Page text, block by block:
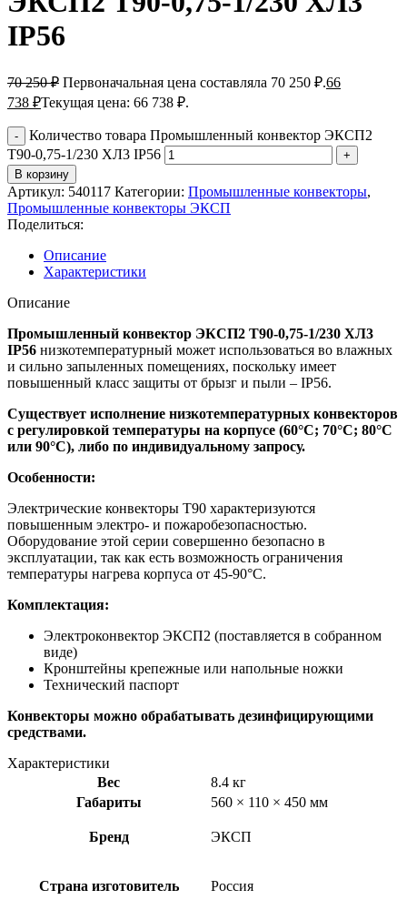
IP56
70 250₽ Первоначальная цена составляла 70 250 ₽.66
738 ₽Текущая цена: 66 738 ₽.
Количество товара Промышленный конвектор ЭКСП2
Т90-0,75-1/230 ХЛ3 IP56
В корзину
Артикул: 540117 Категории: Промышленные конвекторы,
Промышленные конвекторы ЭКСП
Поделиться:
Описание
Характеристики
Описание
Промышленный конвектор ЭКСП2 Т90-0,75-1/230 ХЛ3
IP56 низкотемпературный может использоваться во влажных
и сильно запыленных помещениях, поскольку имеет
повышенный класс защиты от брызг и пыли – IP56.
Существует исполнение низкотемпературных конвекторов
с регулировкой температуры на корпусе (60°С; 70°С; 80°С
или 90°С), либо по индивидуальному запросу.
Особенности:
Электрические конвекторы Т90 характеризуются
повышенным электро- и пожаробезопасностью.
Оборудование этой серии совершенно безопасно в
эксплуатации, так как есть возможность ограничения
температуры нагрева корпуса от 45-90°C.
Комплектация:
Электроконвектор ЭКСП2 (поставляется в собранном
виде)
Кронштейны крепежные или напольные ножки
Технический паспорт
Конвекторы можно обрабатывать дезинфицирующими
средствами.
Характеристики
Вес
8.4 кг
Габариты
560 × 110 × 450 мм
Бренд ЭКСП
Страна изготовитель Россия